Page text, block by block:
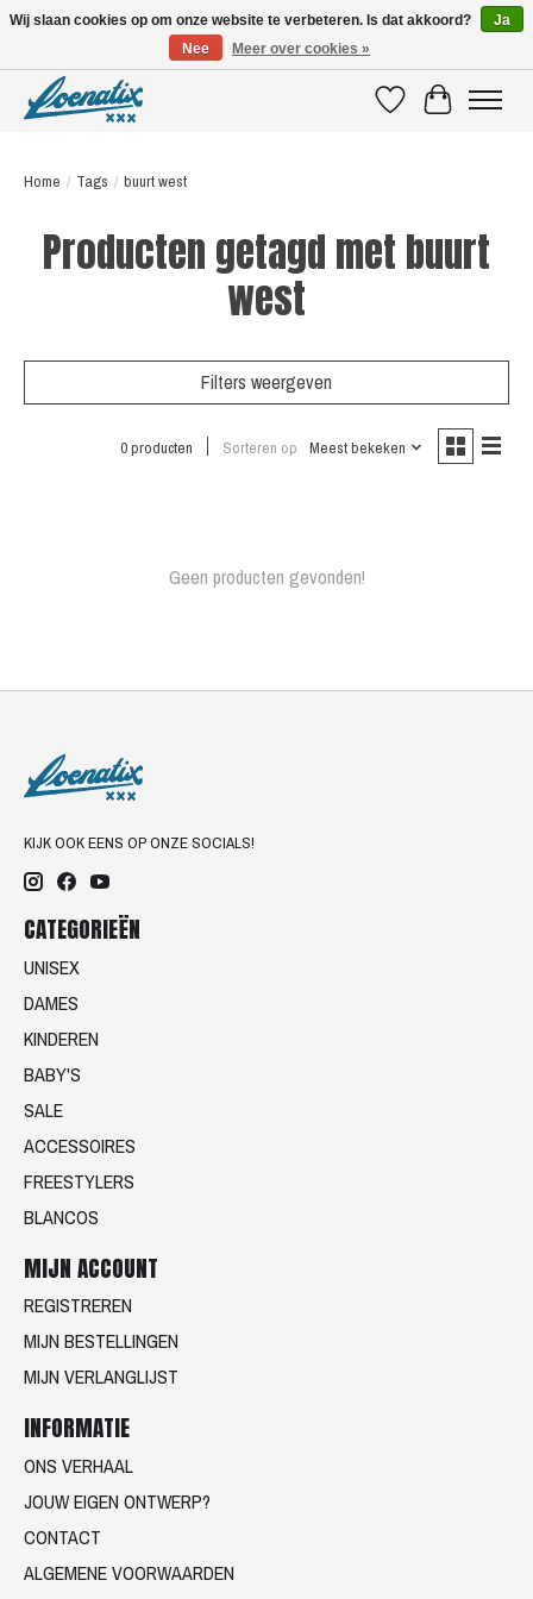
VerlanglijstWinkelwagen
Home / Tags / buurt west
Producten getagd met buurt
west
Filters weergeven
0 producten Sorteren op Meest bekeken
Geen producten gevonden!
KIJK OOK EENS OP ONZE SOCIALS!
CATEGORIEËN
UNISEX
DAMES
KINDEREN
BABY'S
SALE
ACCESSOIRES
FREESTYLERS
BLANCOS
MIJN ACCOUNT
REGISTREREN
MIJN BESTELLINGEN
MIJN VERLANGLIJST
INFORMATIE
ONS VERHAAL
JOUW EIGEN ONTWERP?
CONTACT
ALGEMENE VOORWAARDEN
Wij slaan cookies op om onze website te verbeteren. Is dat akkoord?
Ja
Nee
Meer over cookies »